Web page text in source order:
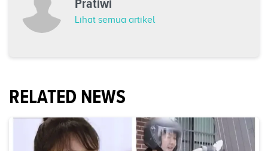
Lihat semua artikel
RELATED NEWS